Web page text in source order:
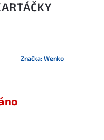
Značka:Wenko